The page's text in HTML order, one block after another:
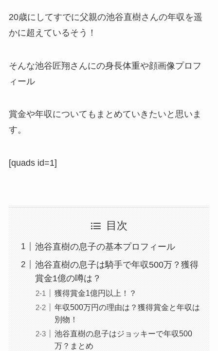
20歳にしてすでに父親の池谷直樹さんの年収を遥
かに超えているそう！
そんな池谷匠翔さんにの身長体重や顔画像プロフ
ィール
賞金や年収についてもまとめていきたいと思いま
す。
[quads id=1]
目次
池谷直樹の息子の基本プロフィール
池谷直樹の息子は騎手で年収500万？獲得
賞金1億の噂は？
獲得賞金1億円以上！？
年収500万円の理由は？獲得賞金と年収は
別物！
池谷直樹の息子はジョッキーで年収500
万？まとめ